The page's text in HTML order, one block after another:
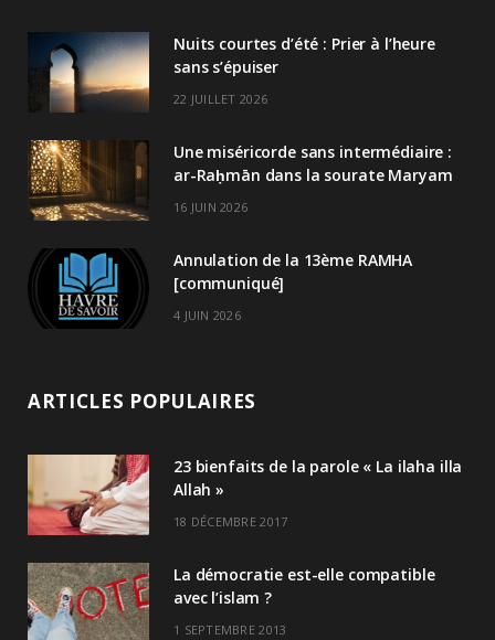
Nuits courtes d’été : Prier à l’heure
sans s’épuiser
22 JUILLET 2026
Une miséricorde sans intermédiaire :
ar-Raḥmān dans la sourate Maryam
16 JUIN 2026
Annulation de la 13ème RAMHA
[communiqué]
4 JUIN 2026
ARTICLES POPULAIRES
23 bienfaits de la parole « La ilaha illa
Allah »
18 DÉCEMBRE 2017
La démocratie est-elle compatible
avec l’islam ?
1 SEPTEMBRE 2013